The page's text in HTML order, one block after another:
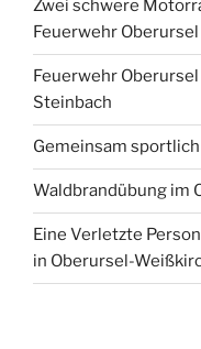
Zwei schwere
Feuerwehr Oberursel
Feuerwehr
Steinbach
Gemeinsam
Waldbrandübung im
Eine Verletzte
in Oberursel-